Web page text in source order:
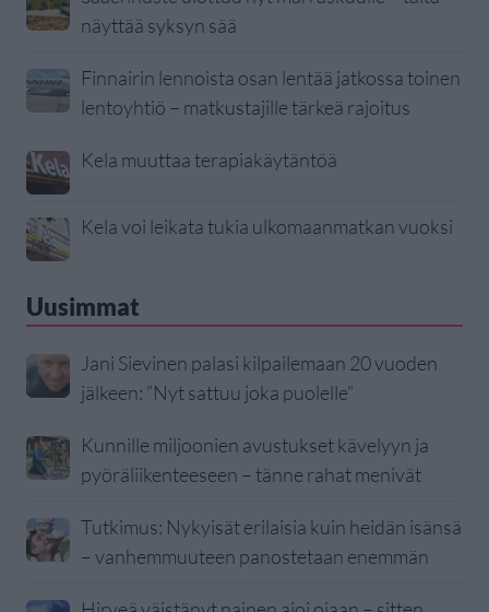
näyttää syksyn sää
Finnairin lennoista osan lentää jatkossa toinen
lentoyhtiö – matkustajille tärkeä rajoitus
Kela muuttaa terapiakäytäntöä
Kela voi leikata tukia ulkomaanmatkan vuoksi
Uusimmat
Jani Sievinen palasi kilpailemaan 20 vuoden
jälkeen: ”Nyt sattuu joka puolelle”
Kunnille miljoonien avustukset kävelyyn ja
pyöräliikenteeseen – tänne rahat menivät
Tutkimus: Nykyisät erilaisia kuin heidän isänsä
– vanhemmuuteen panostetaan enemmän